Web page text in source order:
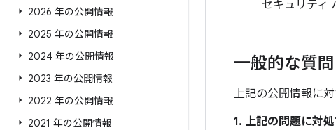
2026 年の公開情報
2025 年の公開情報
2024 年の公開情報
2023 年の公開情報
2022 年の公開情報
2021 年の公開情報
セキュリティ
一般的な質
上記の公開情報に
1. 上記の問題に対